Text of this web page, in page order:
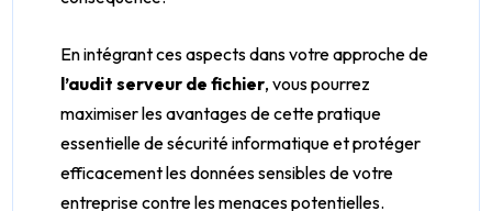
En intégrant ces aspects dans votre approche de
l’audit serveur de fichier, vous pourrez
maximiser les avantages de cette pratique
essentielle de sécurité informatique et protéger
efficacement les données sensibles de votre
entreprise contre les menaces potentielles.